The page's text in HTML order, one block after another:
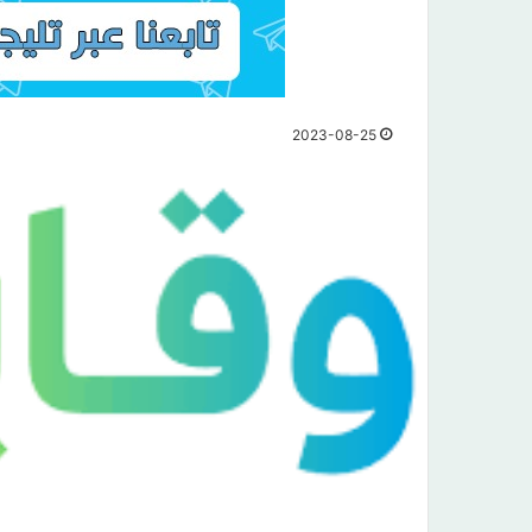
2023-08-25